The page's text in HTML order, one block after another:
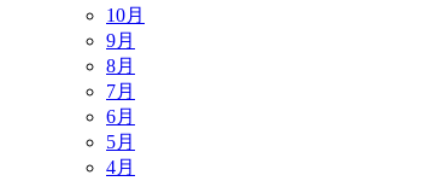
10月
9月
8月
7月
6月
5月
4月